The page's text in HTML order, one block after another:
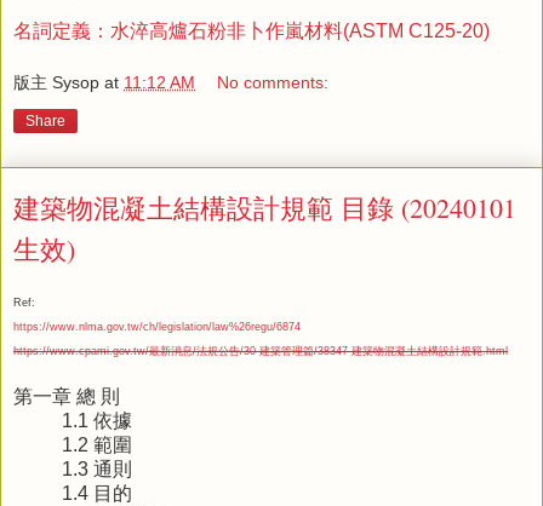
名詞定義：水淬高爐石粉非卜作嵐材料(ASTM C125-20)
版主 Sysop at 11:12 AM No comments:
Share
建築物混凝土結構設計規範 目錄 (20240101
生效)
Ref:
https://www.nlma.gov.tw/ch/legislation/law%26regu/6874
https://www.cpami.gov.tw/最新消息/法規公告/30-建築管理篇/38347-建築物混凝土結構設計規範.html
第一章 總 則
1.1 依據
1.2 範圍
1.3 通則
1.4 目的